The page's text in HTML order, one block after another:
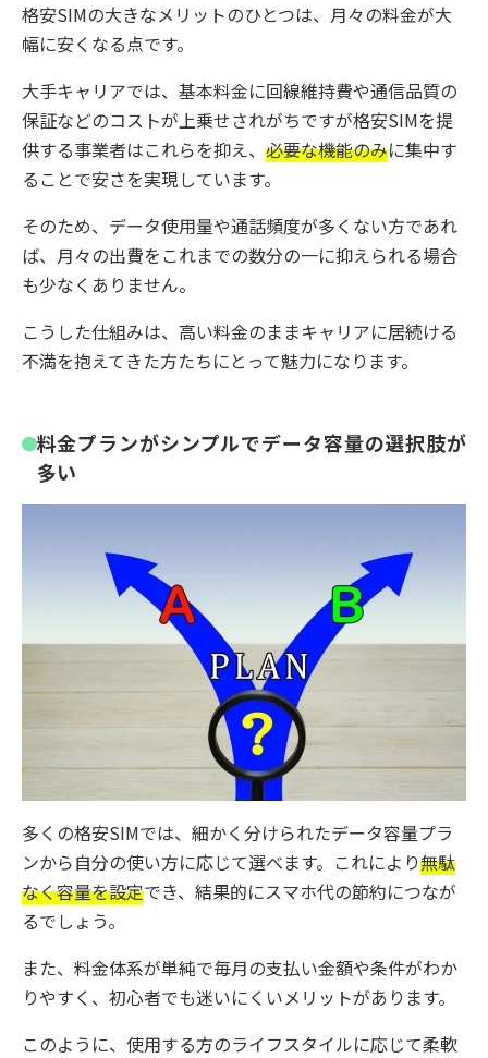
格安SIMの大きなメリットのひとつは、月々の料金が大
幅に安くなる点です。
大手キャリアでは、基本料金に回線維持費や通信品質の
保証などのコストが上乗せされがちですが格安SIMを提
供する事業者はこれらを抑え、 必要な機能のみに集中す
ることで安さを実現しています。
そのため、データ使用量や通話頻度が多くない方であれ
ば、月々の出費をこれまでの数分の一に抑えられる場合
も少なくありません。
こうした仕組みは、高い料金のままキャリアに居続ける
不満を抱えてきた方たちにとって魅力になります。
料金プランがシンプルでデータ容量の選択肢が
多い
多くの格安SIMでは、細かく分けられたデータ容量プラ
ンから自分の使い方に応じて選べます。これにより無駄
なく容量を設定でき、結果的にスマホ代の節約につなが
るでしょう。
また、料金体系が単純で毎月の支払い金額や条件がわか
りやすく、初心者でも迷いにくいメリットがあります。
このように、使用する方のライフスタイルに応じて柔軟